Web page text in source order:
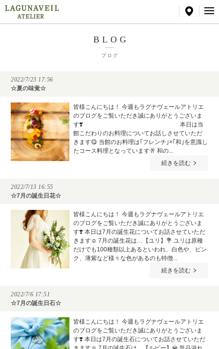
BLOG
ブログ
2022/7/23 17:56
☆夏の味覚☆
皆様こんにちは！ 今週もラグナヴェールアトリエ
のブログをご覧いただき誠にありがとうございま
す❣️ 本日は当
館こだわりのお料理についてお話しさせていただ
きます😋 当館のお料理は｢フレンチ｣×｢和｣を意識し
たコース料理となっています🥂 和の...
続きを読む
2022/7/13 16:55
☆7月の誕生日花☆
皆様こんにちは！ 今週もラグナヴェールアトリエ
のブログをご覧いただき誠にありがとうございま
す❣️ 本日は7月の誕生花についてお話させていただ
きます☺️ 7月の誕生花は…【ユリ】💐 ユリは原種
だけでも100種類以上あるといわれ、白色や、ピン
ク、薄紫など様々な色があるのも特徴...
続きを読む
2022/7/6 17:51
☆7月の誕生日石☆
皆様こんにちは！ 今週もラグナヴェールアトリエ
のブログをご覧いただき誠にありがとうございま
す❣️ 本日は7月の誕生石についてお話させていただ